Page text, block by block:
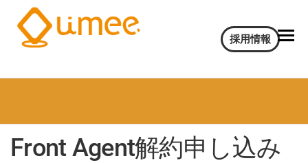
Technologies
株式会社
ン
ト
AI
電
採用情報
Front Agent解約申し込み